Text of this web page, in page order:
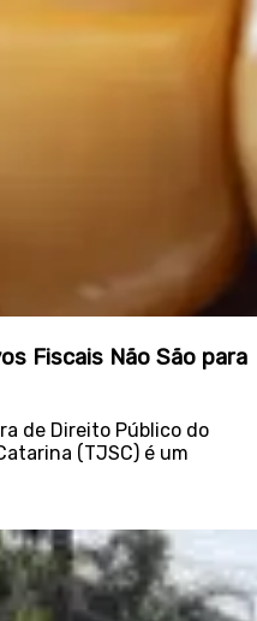
Fiscais Não São para
de Direito Público do
(TJSC) é um